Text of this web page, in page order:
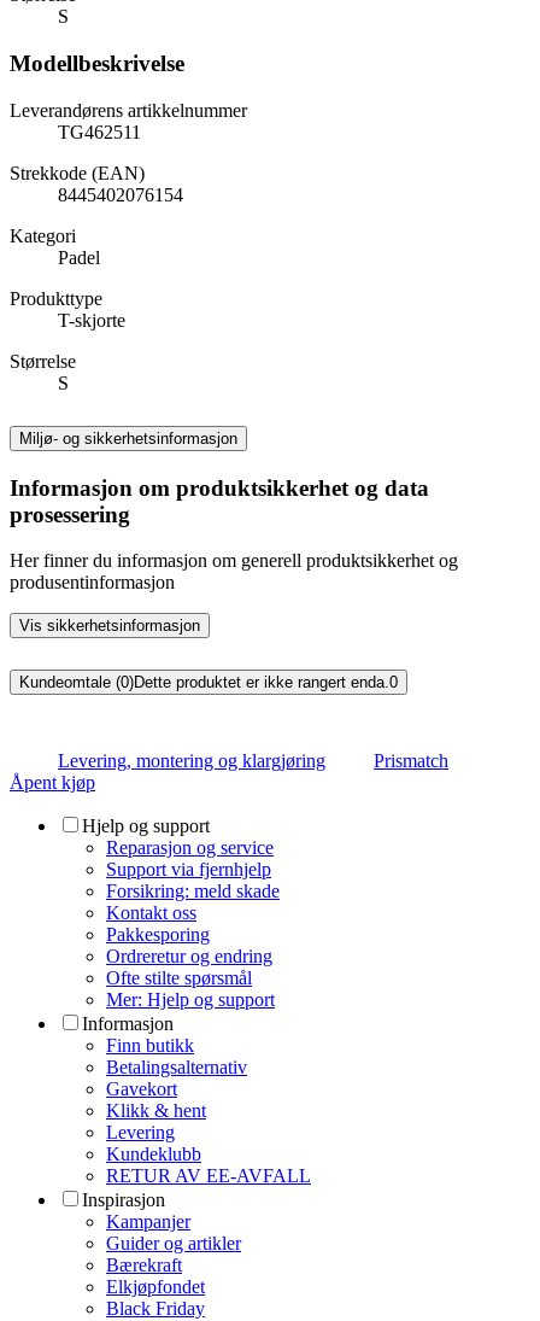
S
Modellbeskrivelse
Leverandørens artikkelnummer
TG462511
Strekkode (EAN)
8445402076154
Kategori
Padel
Produkttype
T-skjorte
Størrelse
S
Miljø- og sikkerhetsinformasjon
Informasjon om produktsikkerhet og data
prosessering
Her finner du informasjon om generell produktsikkerhet og
produsentinformasjon
Vis sikkerhetsinformasjon
Kundeomtale (0)Dette produktet er ikke rangert enda.0
Levering, montering og klargjøring
Prismatch
Åpent kjøp
Hjelp og support
Reparasjon og service
Support via fjernhjelp
Forsikring: meld skade
Kontakt oss
Pakkesporing
Ordreretur og endring
Ofte stilte spørsmål
Mer: Hjelp og support
Informasjon
Finn butikk
Betalingsalternativ
Gavekort
Klikk & hent
Levering
Kundeklubb
RETUR AV EE-AVFALL
Inspirasjon
Kampanjer
Guider og artikler
Bærekraft
Elkjøpfondet
Black Friday